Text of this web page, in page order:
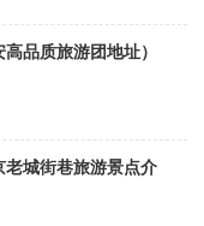
品质旅游团地址）
城街巷旅游景点介